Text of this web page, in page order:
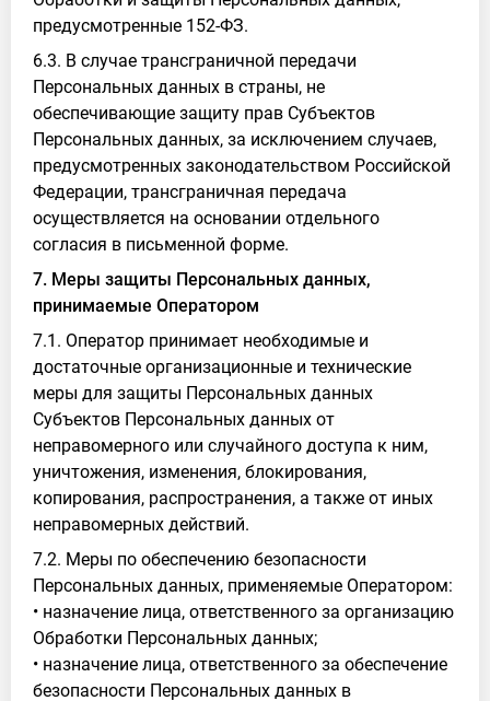
предусмотренные 152-ФЗ.
6.3. В случае трансграничной передачи
Персональных данных в страны, не
обеспечивающие защиту прав Субъектов
Персональных данных, за исключением случаев,
предусмотренных законодательством Российской
Федерации, трансграничная передача
осуществляется на основании отдельного
согласия в письменной форме.
7. Меры защиты Персональных данных,
принимаемые Оператором
7.1. Оператор принимает необходимые и
достаточные организационные и технические
меры для защиты Персональных данных
Субъектов Персональных данных от
неправомерного или случайного доступа к ним,
уничтожения, изменения, блокирования,
копирования, распространения, а также от иных
неправомерных действий.
7.2. Меры по обеспечению безопасности
Персональных данных, применяемые Оператором:
• назначение лица, ответственного за организацию
Обработки Персональных данных;
• назначение лица, ответственного за обеспечение
безопасности Персональных данных в